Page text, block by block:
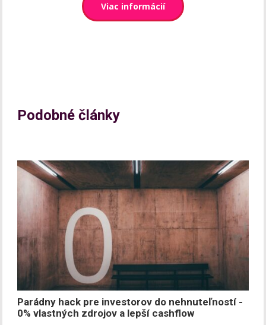
Viac informácií
Podobné články
Parádny hack pre investorov do nehnuteľností -
0% vlastných zdrojov a lepší cashflow